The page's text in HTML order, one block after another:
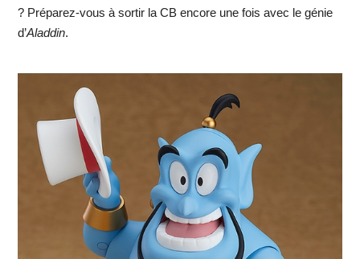
? Préparez-vous à sortir la CB encore une fois avec le génie
d’Aladdin.